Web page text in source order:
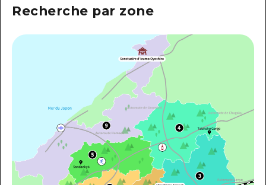
Brochure touristique
Recherche par zone